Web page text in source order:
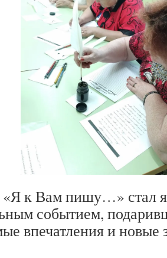
к Вам пишу…» стал
событием,
впечатления и новые